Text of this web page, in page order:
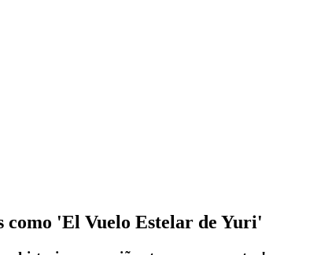
como 'El Vuelo Estelar de Yuri'